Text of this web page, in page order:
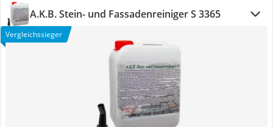
A.K.B. Stein- und Fassadenreiniger S 3365
Vergleichssieger